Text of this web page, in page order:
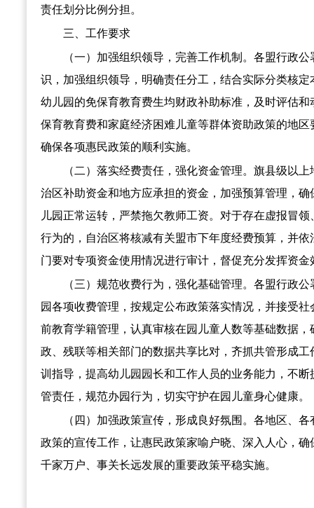
责任划分比例分担。
三、工作要求
（一）加强组织领导，完善工作机制。各盟行政
识，加强组织领导，明确责任分工，结合实际分类核
幼儿园的免保育教育费生均财政补助标准，及时评估
保育教育费和家庭经济困难儿童等群体资助政策的地
确保各项惠民政策的顺利实施。
（二）落实经费责任，强化资金管理。旗县级以
治区补助资金和地方应承担的资金，加强预算管理，
儿园正常运转，严禁拖欠教师工资。对于存在虚报冒
行为的，自治区将核减有关盟市下年度经费预算，并
门要对专项资金使用情况进行审计，督促充分发挥资金
（三）规范收费行为，强化基础管理。各盟行政
园各项收费管理，按规定公布政策落实情况，并接受
前教育学籍管理，认真审核在园儿童人数等基础数据
政、残联等相关部门的数据共享比对，齐抓共管形成
训指导，提高幼儿园园长和工作人员的业务能力，不
管责任，规范办园行为，切实守护在园儿童身心健康。
（四）加强政策宣传，形成良好氛围。各地区、
政策的宣传工作，让惠民政策家喻户晓、深入人心，
千家万户、事关长远发展的重要政策平稳实施。